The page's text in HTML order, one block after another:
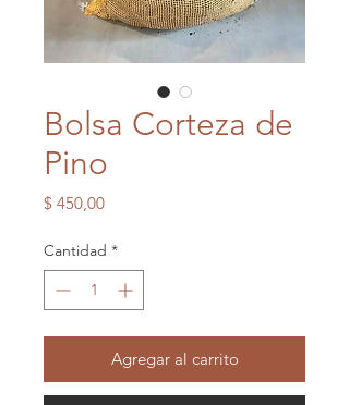
Bolsa Corteza de
Pino
$ 450,00Precio
Cantidad *
Agregar al carrito